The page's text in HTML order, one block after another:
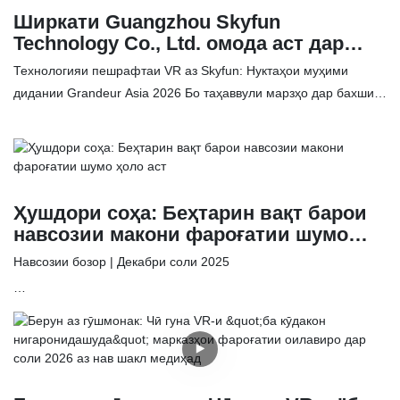
силсилаи маҳсулоти мустақиман аз корхона истеҳсолшударо,
ки барои устуворӣ ва фоиданокии ҳадди аксар тарҳрезӣ
шудаанд, муаррифӣ мекунем.
Ширкати Guangzhou Skyfun
Technology Co., Ltd. омода аст дар
Намоишгоҳи фароғат ва
аттраксионҳои Grandeur Asia 2026
ширкат кунад.
Технологияи пешрафтаи VR аз Skyfun: Нуктаҳои муҳими
дидании Grandeur Asia 2026 Бо таҳаввули марзҳо дар бахши
пешниҳоди охирин портфели навовариҳои фароғатии
фароғатии худ ба намоишгоҳи Grandeur Asia Amusement &
Намоишгоҳи Воридот ва Содироти Чин дар Гуанчжоу ба мо
ҳамроҳ шавед, то бифаҳмед, ки чӣ гуна технологияи
пешқадами мо метавонад фоидаоварӣ ва арзиши фароғатии
макони шуморо баланд бардорад.
Ҳушдори соҳа: Беҳтарин вақт барои
навсозии макони фароғатии шумо
ҳоло аст
Навсозии бозор | Декабри соли 2025
Дар ҳоле ки бахшҳои фароғатӣ ва чаканафурӯшии ҷаҳонӣ
барои соли молиявии 2026 омодагӣ мебинанд, операторони
аввали худро меҷӯянд. Тамоюли кунунӣ дар Марказҳои